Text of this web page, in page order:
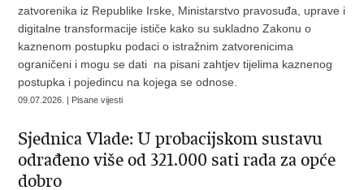
zatvorenika iz Republike Irske, Ministarstvo pravosuđa, uprave i
digitalne transformacije ističe kako su sukladno Zakonu o
kaznenom postupku podaci o istražnim zatvorenicima
ograničeni i mogu se dati na pisani zahtjev tijelima kaznenog
postupka i pojedincu na kojega se odnose.
09.07.2026. | Pisane vijesti
Sjednica Vlade: U probacijskom sustavu
odrađeno više od 321.000 sati rada za opće
dobro